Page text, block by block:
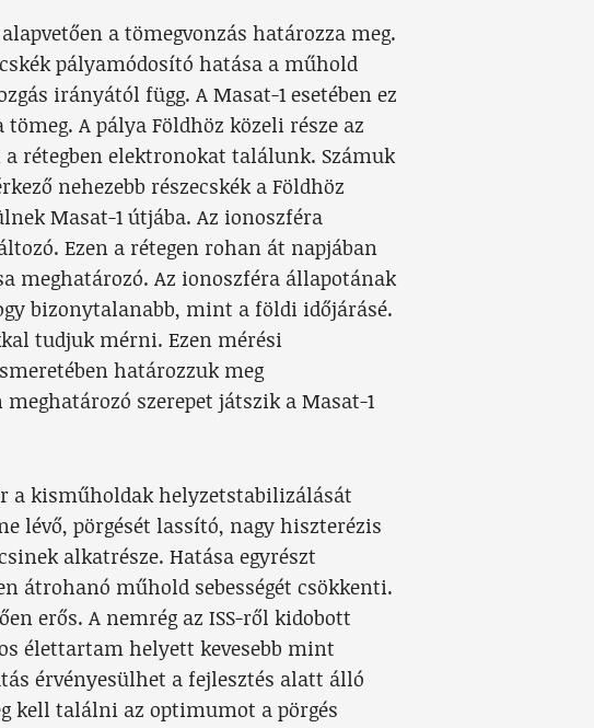
a tömegvonzás határozza meg.
pályamódosító hatása a műhold
irányától függ. A Masat-1 esetében ez
A pálya Földhöz közeli része az
rétegben elektronokat találunk. Számuk
nehezebb részecskék a Földhöz
Masat-1 útjába. Az ionoszféra
Ezen a rétegen rohan át napjában
meghatározó. Az ionoszféra állapotának
bizonytalanabb, mint a földi időjárásé.
tudjuk mérni. Ezen mérési
határozzuk meg
szerepet játszik a Masat-1
a kisműholdak helyzetstabilizálását
lévő, pörgését lassító, nagy hiszterézis
alkatrésze. Hatása egyrészt
átrohanó műhold sebességét csökkenti.
erős. A nemrég az ISS-ről kidobott
élettartam helyett kevesebb mint
érvényesülhet a fejlesztés alatt álló
kell találni az optimumot a pörgés